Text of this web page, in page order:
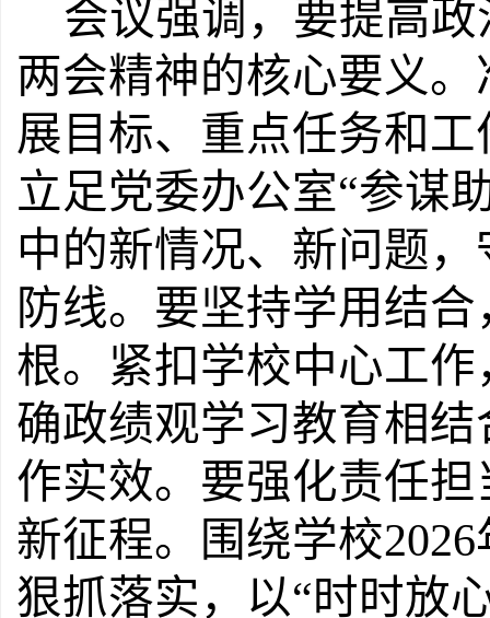
会议强调，要提高
两会精神的核心要义
展目标、重点任务和
立足党委办公室“参谋
中的新情况、新问题
防线。要坚持学用结
根。紧扣学校中心工
确政绩观学习教育相
作实效。要强化责任
新征程。围绕学校
狠抓落实，以“时时放